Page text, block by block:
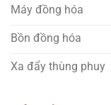
Máy đồng hóa
Bồn đồng hóa
Xa đẩy thùng phuy